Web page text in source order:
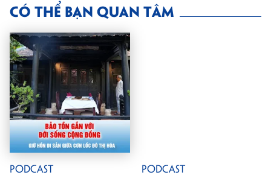
CÓ THỂ BẠN QUAN TÂM
Podcast Podcast